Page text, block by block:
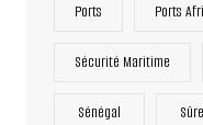
Ports Ports
Sécurité Maritime
Sénégal